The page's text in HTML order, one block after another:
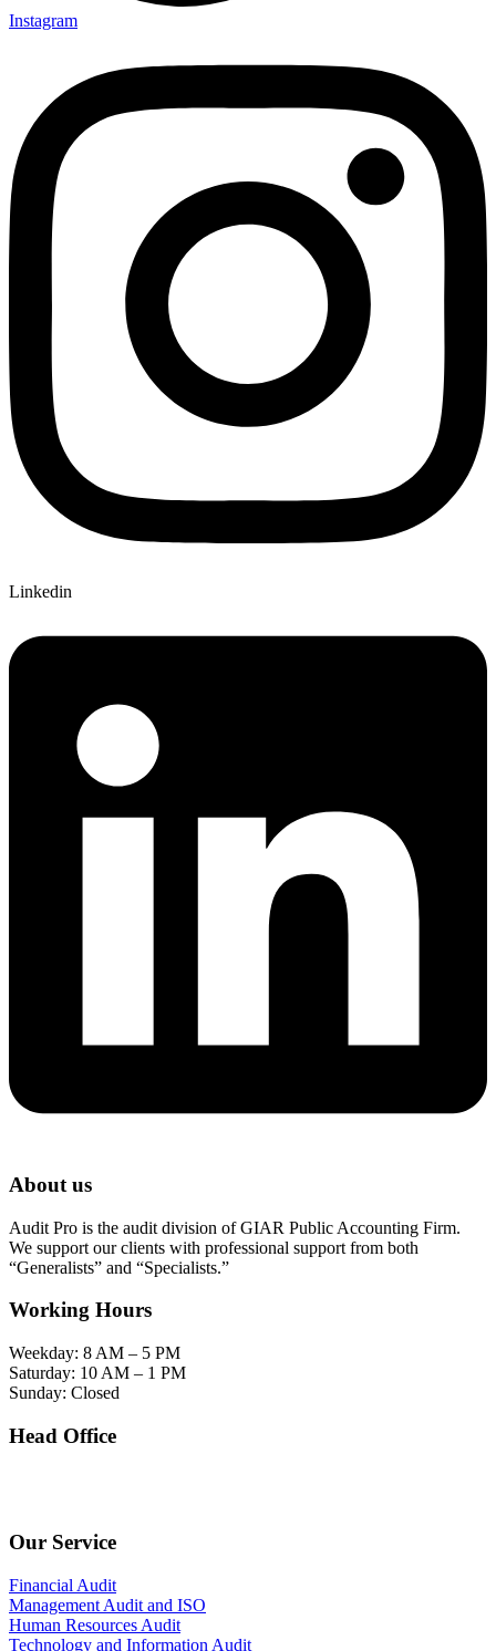
Instagram
Linkedin
About us
Audit Pro is the audit division of GIAR Public Accounting Firm.
We support our clients with professional support from both
“Generalists” and “Specialists.”
Working Hours
Weekday: 8 AM – 5 PM
Saturday: 10 AM – 1 PM
Sunday: Closed
Head Office
Our Service
Financial Audit
Management Audit and ISO
Human Resources Audit
Technology and Information Audit